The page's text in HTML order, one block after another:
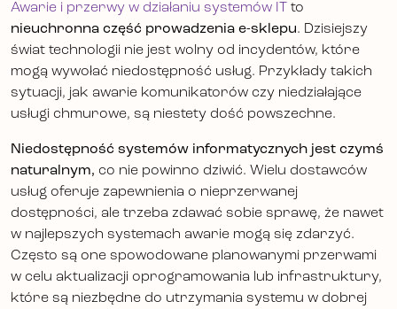
Awarie i przerwy w działaniu systemów IT to
nieuchronna część prowadzenia e-sklepu. Dzisiejszy
świat technologii nie jest wolny od incydentów, które
mogą wywołać niedostępność usług. Przykłady takich
sytuacji, jak awarie komunikatorów czy niedziałające
usługi chmurowe, są niestety dość powszechne.
Niedostępność systemów informatycznych jest czymś
naturalnym, co nie powinno dziwić. Wielu dostawców
usług oferuje zapewnienia o nieprzerwanej
dostępności, ale trzeba zdawać sobie sprawę, że nawet
w najlepszych systemach awarie mogą się zdarzyć.
Często są one spowodowane planowanymi przerwami
w celu aktualizacji oprogramowania lub infrastruktury,
które są niezbędne do utrzymania systemu w dobrej